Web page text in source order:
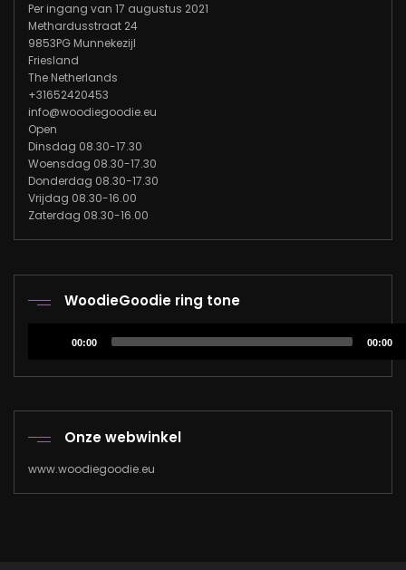
Per ingang van 17 augustus 2021
Methardusstraat 24
9853PG Munnekezijl
Friesland
The Netherlands
+31652420453
info@woodiegoodie.eu
Open
Dinsdag 08.30-17.30
Woensdag 08.30-17.30
Donderdag 08.30-17.30
Vrijdag 08.30-16.00
Zaterdag 08.30-16.00
WoodieGoodie ring tone
00:00 00:00
Onze webwinkel
www.woodiegoodie.eu